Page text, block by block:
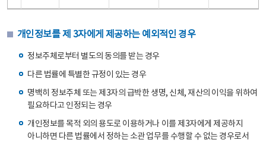
개인정보를 제 3자에게 제공하는 예외적인 경우
정보주체로부터 별도의 동의를 받는 경우
다른 법률에 특별한 규정이 있는 경우
명백히 정보주체 또는 제3자의 급박한 생명, 신체, 재산의 이익을 위하여
필요하다고 인정되는 경우
개인정보를 목적 외의 용도로 이용하거나 이를 제3자에게 제공하지
아니하면 다른 법률에서 정하는 소관 업무를 수행할 수 없는 경우로서